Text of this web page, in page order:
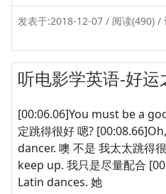
发表于:2018-12-07 / 阅读(490) /
听电影学英语-好运
[00:06.06]You must be a
定跳得很好 嗯?
dancer. 噢 不是 我太太跳得
keep up. 我只是尽量配合
Latin dances. 她